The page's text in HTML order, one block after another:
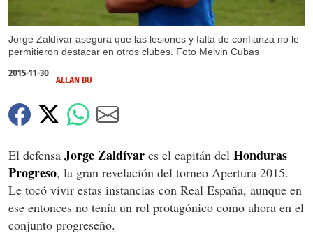
Jorge Zaldívar asegura que las lesiones y falta de confianza no le
permitieron destacar en otros clubes. Foto Melvin Cubas
2015-11-30
ALLAN BU
El defensa Jorge Zaldívar es el capitán del Honduras
Progreso, la gran revelación del torneo Apertura 2015.
Le tocó vivir estas instancias con Real España, aunque en
ese entonces no tenía un rol protagónico como ahora en el
conjunto progreseño.